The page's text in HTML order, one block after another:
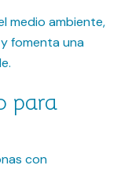
medio ambiente,
fomenta una
para
con